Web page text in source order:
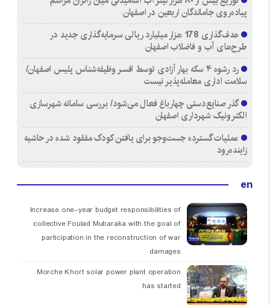
پیاده‌روی جاماندگان اربعین در اصفهان
هدف‌گذاری 178 هزار میلیارد ریالی سرمایه‌گذاری جدید در
طرح‌های آب و فاضلاب اصفهان
رد رشوه ۴ سکه بهار آزادی توسط افسر وظیفه‌شناس پلیس اصفهان/
سلامت اداری معامله‌پذیر نیست
گذر صنایع‌دستی چهارباغ فعال می‌شود/ بررسی سامانه شهرسازی
الکترونیک شهرداری اصفهان
عملیات گسترده جست‌وجو برای یافتن کودک مفقود شده در حاشیه
زاینده‌رود
en
Increase one-year budget responsibilities of
collective Foulad Mubaraka with the goal of
participation in the reconstruction of war
damages
Morche Khort solar power plant operation
has started